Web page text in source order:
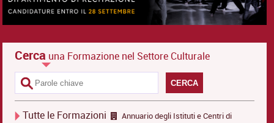
Cerca una Formazione nel Settore Culturale
CERCA
Tutte le Formazioni
Annuario degli Istituti e Centri di